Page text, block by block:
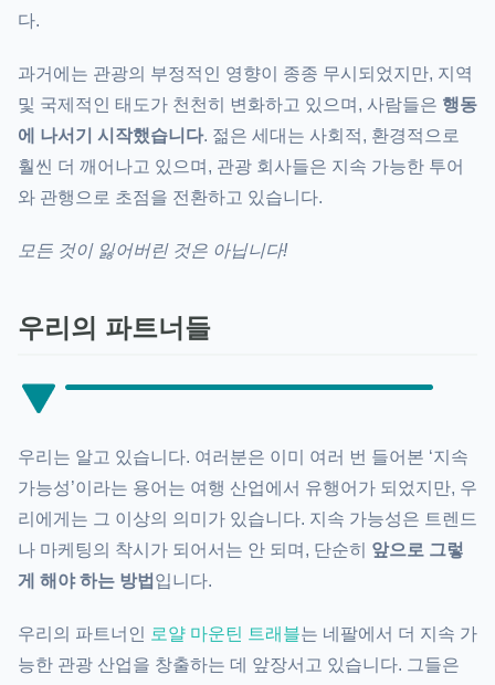
다.
과거에는 관광의 부정적인 영향이 종종 무시되었지만, 지역
및 국제적인 태도가 천천히 변화하고 있으며, 사람들은 행동
에 나서기 시작했습니다. 젊은 세대는 사회적, 환경적으로
훨씬 더 깨어나고 있으며, 관광 회사들은 지속 가능한 투어
와 관행으로 초점을 전환하고 있습니다.
모든 것이 잃어버린 것은 아닙니다!
우리의 파트너들
우리는 알고 있습니다. 여러분은 이미 여러 번 들어본 ‘지속
가능성’이라는 용어는 여행 산업에서 유행어가 되었지만, 우
리에게는 그 이상의 의미가 있습니다. 지속 가능성은 트렌드
나 마케팅의 착시가 되어서는 안 되며, 단순히 앞으로 그렇
게 해야 하는 방법 입니다.
우리의 파트너인 로얄 마운틴 트래블는 네팔에서 더 지속 가
능한 관광 산업을 창출하는 데 앞장서고 있습니다. 그들은